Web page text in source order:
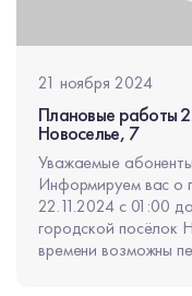
21 ноября 2024
Плановые работы
Новоселье, 7
Уважаемые
Информируем вас о
22.11.2024 с 01:00
городской посёлок
времени возможны